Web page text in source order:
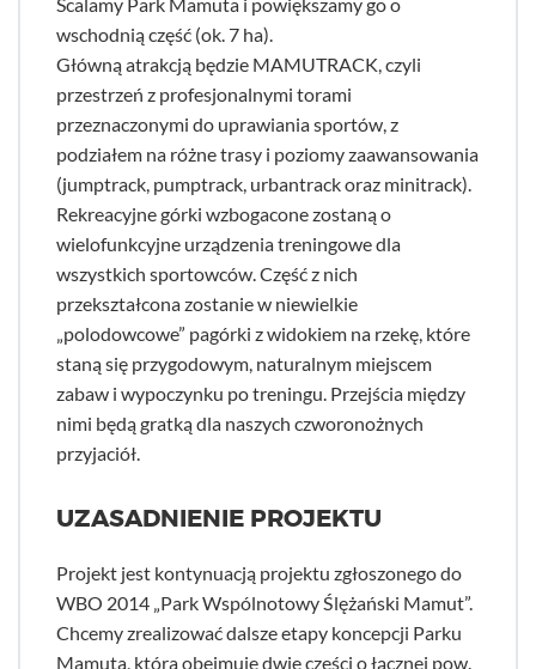
wschodnią część (ok. 7 ha).
Główną atrakcją będzie MAMUTRACK, czyli
przestrzeń z profesjonalnymi torami
przeznaczonymi do uprawiania sportów, z
podziałem na różne trasy i poziomy zaawansowania
(jumptrack, pumptrack, urbantrack oraz minitrack).
Rekreacyjne górki wzbogacone zostaną o
wielofunkcyjne urządzenia treningowe dla
wszystkich sportowców. Część z nich
przekształcona zostanie w niewielkie
„polodowcowe” pagórki z widokiem na rzekę, które
staną się przygodowym, naturalnym miejscem
zabaw i wypoczynku po treningu. Przejścia między
nimi będą gratką dla naszych czworonożnych
przyjaciół.
UZASADNIENIE PROJEKTU
Projekt jest kontynuacją projektu zgłoszonego do
WBO 2014 „Park Wspólnotowy Ślężański Mamut”.
Chcemy zrealizować dalsze etapy koncepcji Parku
Mamuta, która obejmuje dwie części o łącznej pow.